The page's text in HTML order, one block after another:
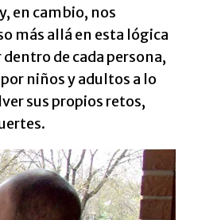
en cambio, nos
más allá en esta lógica
de cada persona,
niños y adultos a lo
sus propios retos,